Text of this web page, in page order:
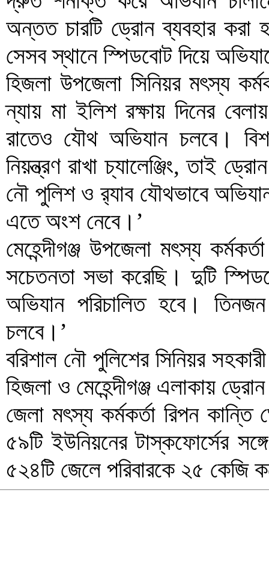
অন্তত চারটি ড্রোন ব্যবহার করা
সেসব স্থানে স্পিডবোট দিয়ে
হিজলা উপজেলা সিনিয়র মৎস্য
ন্যায় মা ইলিশ রক্ষায় দিনের
রাতেও যৌথ অভিযান চলবে।
নিয়ন্ত্রণ রাখা চ্যালেঞ্জিং, তাই
নৌ পুলিশ ও র‌্যাব যৌথভাবে
এতে অংশ নেবে।’
মেহেন্দীগঞ্জ উপজেলা মৎস্য
সচেতনতা সভা করেছি। দুটি
অভিযান পরিচালিত হবে। তিনজন
চলবে।’
বরিশাল নৌ পুলিশের সিনিয়র
হিজলা ও মেহেন্দীগঞ্জ এলাকায়
জেলা মৎস্য কর্মকর্তা রিপন
৫৯টি ইউনিয়নের টাস্কফোর্সের
৫২৪টি জেলে পরিবারকে ২৫ কেজি